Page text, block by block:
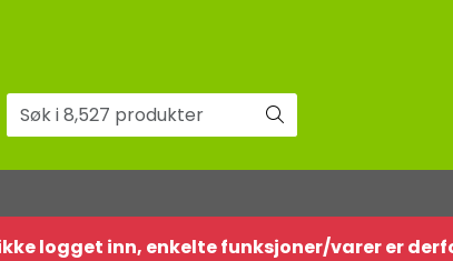
ikke logget inn, enkelte funksjoner/varer er